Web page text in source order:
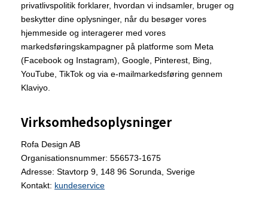
privatlivspolitik forklarer, hvordan vi indsamler, bruger og
beskytter dine oplysninger, når du besøger vores
hjemmeside og interagerer med vores
markedsføringskampagner på platforme som Meta
(Facebook og Instagram), Google, Pinterest, Bing,
YouTube, TikTok og via e-mailmarkedsføring gennem
Klaviyo.
Virksomhedsoplysninger
Rofa Design AB
Organisationsnummer: 556573-1675
Adresse: Stavtorp 9, 148 96 Sorunda, Sverige
Kontakt: kundeservice